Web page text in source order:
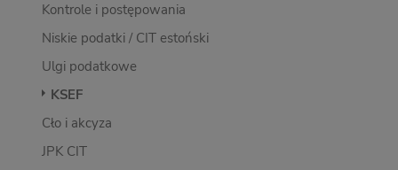
Kontrole i postępowania
Niskie podatki / CIT estoński
Ulgi podatkowe
KSEF
Cło i akcyza
JPK CIT